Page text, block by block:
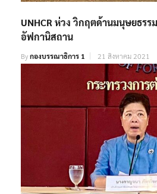
UNHCR ห่วง วิกฤตด้านมนุษยธรร
อัฟกานิสถาน
Byกองบรรณาธิการ 1 21 สิงหาคม 2021